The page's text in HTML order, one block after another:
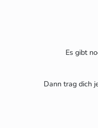
Es gibt
Dann trag dich